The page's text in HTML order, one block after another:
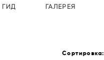
ГИД ГАЛЕРЕЯ
Сортировка: